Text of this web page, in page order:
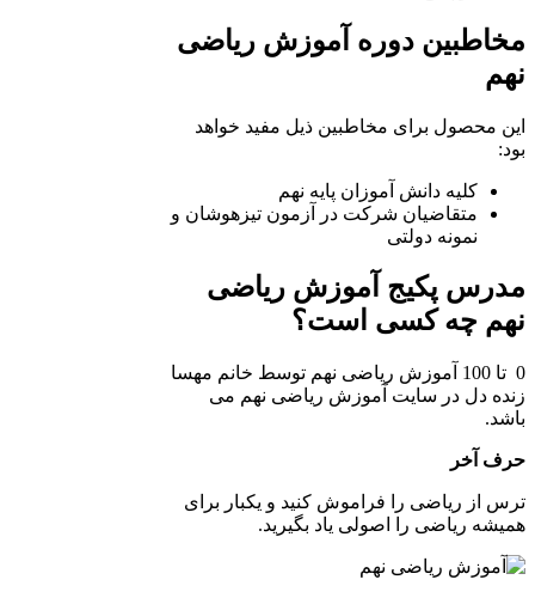
مخاطبین دوره آموزش ریاضی
نهم
این محصول برای مخاطبین ذیل مفید خواهد
بود:
کلیه دانش آموزان پایه نهم
متقاضیان شرکت در آزمون تیزهوشان و
نمونه دولتی
مدرس پکیج آموزش ریاضی
نهم چه کسی است؟
0 تا 100 آموزش ریاضی نهم توسط خانم مهسا
زنده دل در سایت آموزش ریاضی نهم می
باشد.
حرف آخر
ترس از ریاضی را فراموش کنید و یکبار برای
همیشه ریاضی را اصولی یاد بگیرید.